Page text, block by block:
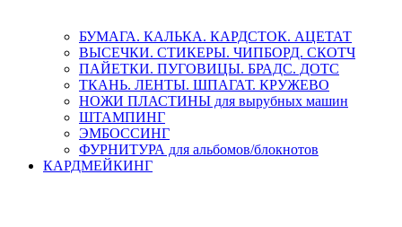
БУМАГА. КАЛЬКА. КАРДСТОК. АЦЕТАТ
ВЫСЕЧКИ. СТИКЕРЫ. ЧИПБОРД. СКОТЧ
ПАЙЕТКИ. ПУГОВИЦЫ. БРАДС. ДОТС
ТКАНЬ. ЛЕНТЫ. ШПАГАТ. КРУЖЕВО
НОЖИ ПЛАСТИНЫ для вырубных машин
ШТАМПИНГ
ЭМБОССИНГ
ФУРНИТУРА для альбомов/блокнотов
КАРДМЕЙКИНГ